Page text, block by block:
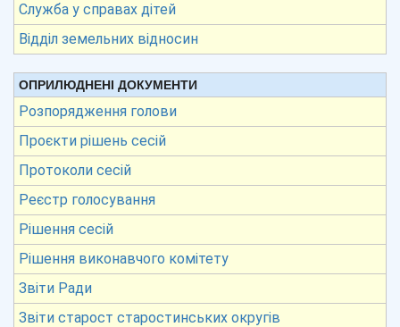
Служба у справах дітей
Відділ земельних відносин
ОПРИЛЮДНЕНІ ДОКУМЕНТИ
Розпорядження голови
Проєкти рішень сесій
Протоколи сесій
Реєстр голосування
Рішення сесій
Рішення виконавчого комітету
Звіти Ради
Звіти старост старостинських округів